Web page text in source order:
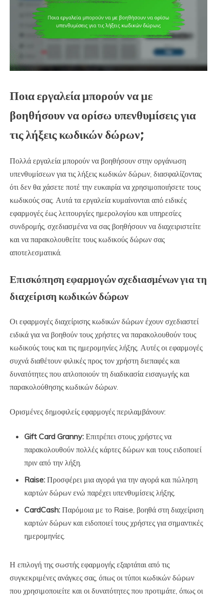
Ποια εργαλεία μπορούν να με
βοηθήσουν να ορίσω υπενθυμίσεις για
τις λήξεις κωδικών δώρων;
Πολλά εργαλεία μπορούν να βοηθήσουν στην οργάνωση
υπενθυμίσεων για τις λήξεις κωδικών δώρων, διασφαλίζοντας
ότι δεν θα χάσετε ποτέ την ευκαιρία να χρησιμοποιήσετε τους
κωδικούς σας. Αυτά τα εργαλεία κυμαίνονται από ειδικές
εφαρμογές έως λειτουργίες ημερολογίου και υπηρεσίες
συνδρομής, σχεδιασμένα να σας βοηθήσουν να διαχειριστείτε
και να παρακολουθείτε τους κωδικούς δώρων σας
αποτελεσματικά.
Επισκόπηση εφαρμογών σχεδιασμένων για τη
διαχείριση κωδικών δώρων
Οι εφαρμογές διαχείρισης κωδικών δώρων έχουν σχεδιαστεί
ειδικά για να βοηθούν τους χρήστες να παρακολουθούν τους
κωδικούς τους και τις ημερομηνίες λήξης. Αυτές οι εφαρμογές
συχνά διαθέτουν φιλικές προς τον χρήστη διεπαφές και
δυνατότητες που απλοποιούν τη διαδικασία εισαγωγής και
παρακολούθησης κωδικών δώρων.
Ορισμένες δημοφιλείς εφαρμογές περιλαμβάνουν:
Gift Card Granny: Επιτρέπει στους χρήστες να
παρακολουθούν πολλές κάρτες δώρων και τους ειδοποιεί
πριν από την λήξη.
Raise: Προσφέρει μια αγορά για την αγορά και πώληση
καρτών δώρων ενώ παρέχει υπενθυμίσεις λήξης.
CardCash: Παρόμοια με το Raise, βοηθά στη διαχείριση
καρτών δώρων και ειδοποιεί τους χρήστες για σημαντικές
ημερομηνίες.
Η επιλογή της σωστής εφαρμογής εξαρτάται από τις
συγκεκριμένες ανάγκες σας, όπως οι τύποι κωδικών δώρων
που χρησιμοποιείτε και οι δυνατότητες που προτιμάτε, όπως οι